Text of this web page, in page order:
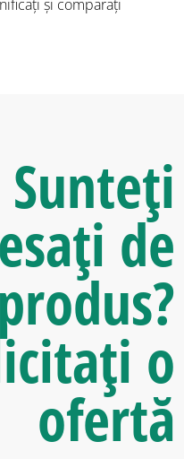
și comparați
Sunteți
de
produs?
o
ofertă